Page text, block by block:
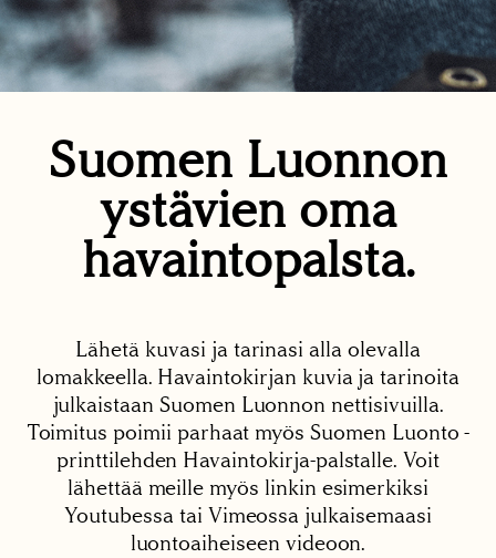
Suomen Luonnon
ystävien oma
havaintopalsta.
Lähetä kuvasi ja tarinasi alla olevalla
lomakkeella. Havaintokirjan kuvia ja tarinoita
julkaistaan Suomen Luonnon nettisivuilla.
Toimitus poimii parhaat myös Suomen Luonto -
printtilehden Havaintokirja-palstalle. Voit
lähettää meille myös linkin esimerkiksi
Youtubessa tai Vimeossa julkaisemaasi
luontoaiheiseen videoon.